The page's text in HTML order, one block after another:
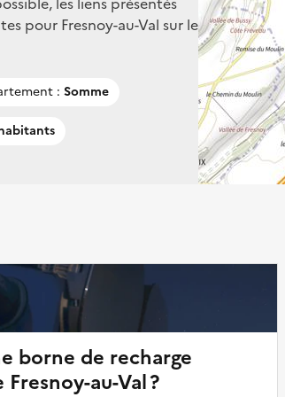
pour Fresnoy-au-Val sur le
: Somme
borne de recharge
au-Val ?